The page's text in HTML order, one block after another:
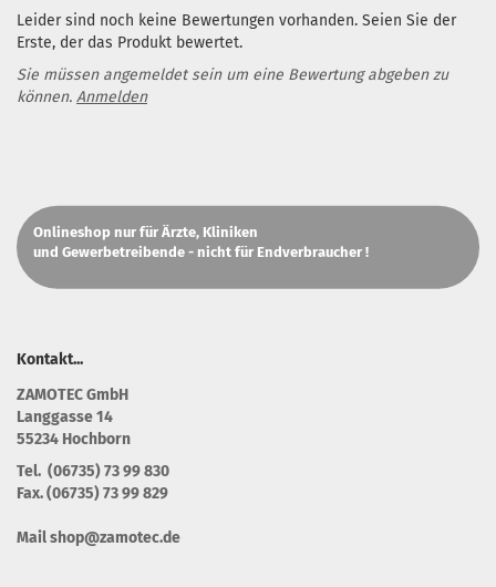
Leider sind noch keine Bewertungen vorhanden. Seien Sie der
Erste, der das Produkt bewertet.
Sie müssen angemeldet sein um eine Bewertung abgeben zu
können. Anmelden
Onlineshop nur für Ärzte, Kliniken
und Gewerbetreibende - nicht für Endverbraucher !
Kontakt...
ZAMOTEC GmbH
Langgasse 14
55234 Hochborn
Tel. (06735) 73 99 830
Fax. (06735) 73 99 829
Mail shop@zamotec.de